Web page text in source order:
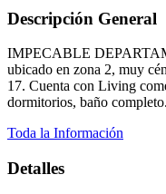
Descripción General
IMPECABLE
ubicado en zona 2, muy
17. Cuenta con Living
dormitorios, baño
Toda la Información
Detalles